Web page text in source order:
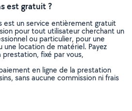
est gratuit ?
est un service entièrement gratuit
pour tout utilisateur cherchant un
ou particulier, pour une
location de matériel. Payez
fixé par vous,
en ligne de la prestation
sans aucune commission ni frais